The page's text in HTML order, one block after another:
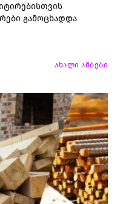
გამოცხადდა
ახალი ამბები